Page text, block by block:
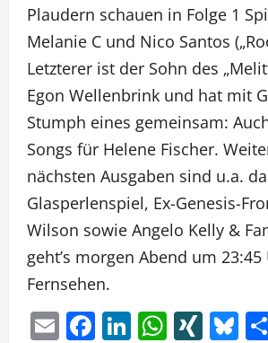
Plaudern schauen in Folge 1
Melanie C und Nico Santos
Letzterer ist der Sohn des
Egon Wellenbrink und hat mit
Stumph eines gemeinsam:
Songs für Helene Fischer.
nächsten Ausgaben sind u.a.
Glasperlenspiel, Ex-Genesis-
Wilson sowie Angelo Kelly &
geht’s morgen Abend um
Fernsehen.
EmailFacebook
LinkedIn